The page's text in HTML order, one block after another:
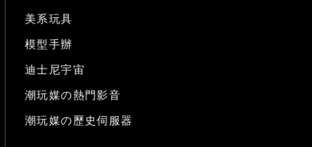
美系玩具
模型手辦
迪士尼宇宙
潮玩媒の熱門影音
潮玩媒の歷史伺服器